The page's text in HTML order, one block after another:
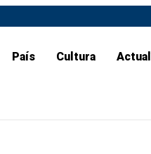
País Cultura